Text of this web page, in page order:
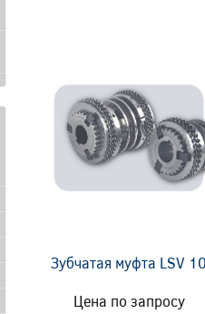
Зубчатая муфта LSV 10
Цена по запросу